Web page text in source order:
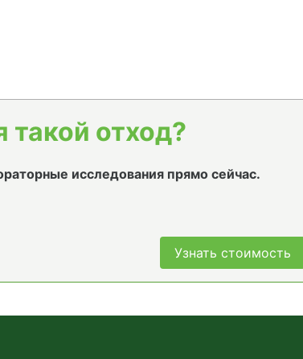
такой отход?
исследования прямо сейчас.
Узнать стоимость